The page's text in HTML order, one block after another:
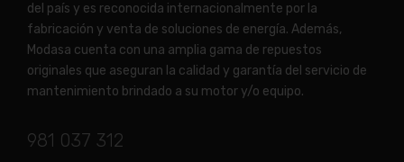
del país y es reconocida internacionalmente por la
fabricación y venta de soluciones de energía. Además,
Modasa cuenta con una amplia gama de repuestos
originales que aseguran la calidad y garantía del servicio de
mantenimiento brindado a su motor y/o equipo.
981 037 312